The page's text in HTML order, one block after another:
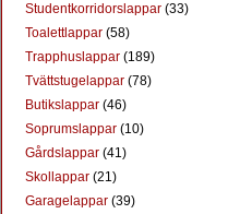
Studentkorridorslappar (33)
Toalettlappar (58)
Trapphuslappar (189)
Tvättstugelappar (78)
Butikslappar (46)
Soprumslappar (10)
Gårdslappar (41)
Skollappar (21)
Garagelappar (39)